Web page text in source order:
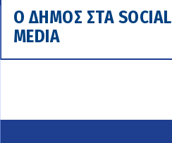
Ο ΔΗΜΟΣ ΣΤΑ SOCIAL
MEDIA